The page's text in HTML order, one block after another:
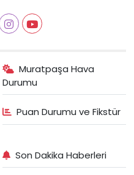
Muratpaşa Hava
Durumu
Puan Durumu ve Fikstür
Son Dakika Haberleri